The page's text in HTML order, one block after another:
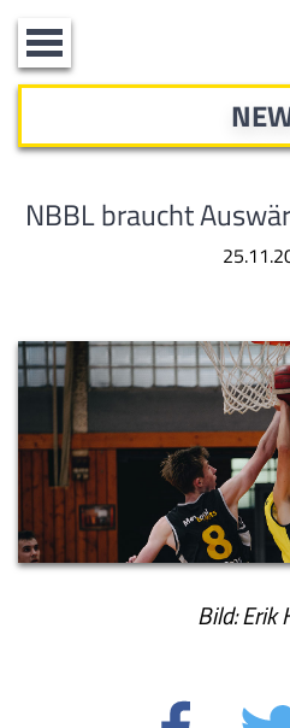
Toggle
navigation
NBBL braucht
Bild: Erik